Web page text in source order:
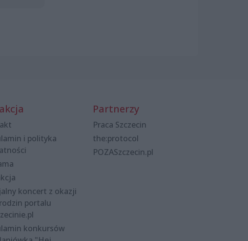
i polityka
koncert z okazji
portalu
konkursów
Partnerzy
Praca Szczecin
the:protocol
POZASzczecin.pl